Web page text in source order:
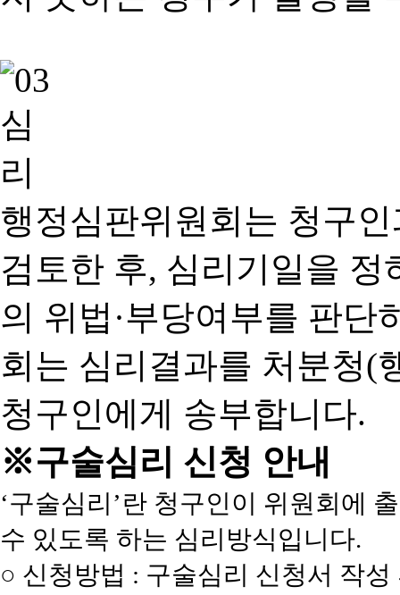
행정심판위원회는 청구
검토한 후, 심리기일을 정
의 위법·부당여부를 판단
회는 심리결과를 처분청(
청구인에게 송부합니다.
※구술심리 신청 안내
‘구술심리’란 청구인이 위원회에
수 있도록 하는 심리방식입니다.
○ 신청방법 : 구술심리 신청서 작